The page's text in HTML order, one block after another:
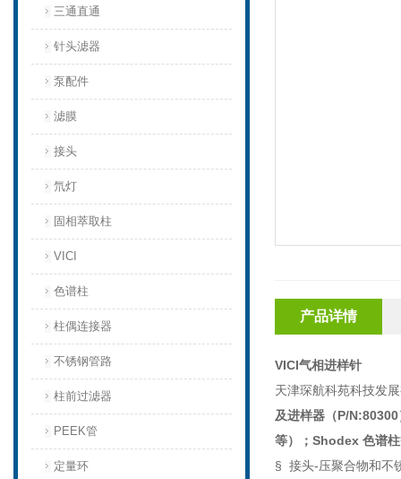
三通直通
针头滤器
泵配件
滤膜
接头
氘灯
固相萃取柱
VICI
色谱柱
柱偶连接器
不锈钢管路
柱前过滤器
PEEK管
定量环
产品详情
VICI气相进样针
天津琛航科苑科技发
及进样器（P/N:80300
等）； Shodex 色谱
§ 接头-压聚合物和不